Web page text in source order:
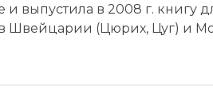
выпустила в 2008 г. книгу
Швейцарии (Цюрих, Цуг) и